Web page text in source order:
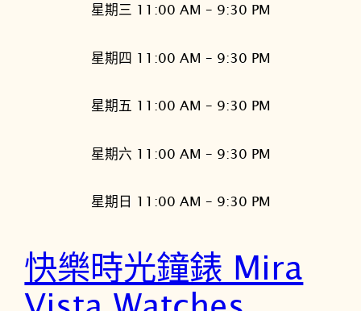
星期三 11:00 AM – 9:30 PM
星期四 11:00 AM – 9:30 PM
星期五 11:00 AM – 9:30 PM
星期六 11:00 AM – 9:30 PM
星期日 11:00 AM – 9:30 PM
快樂時光鐘錶 Mira